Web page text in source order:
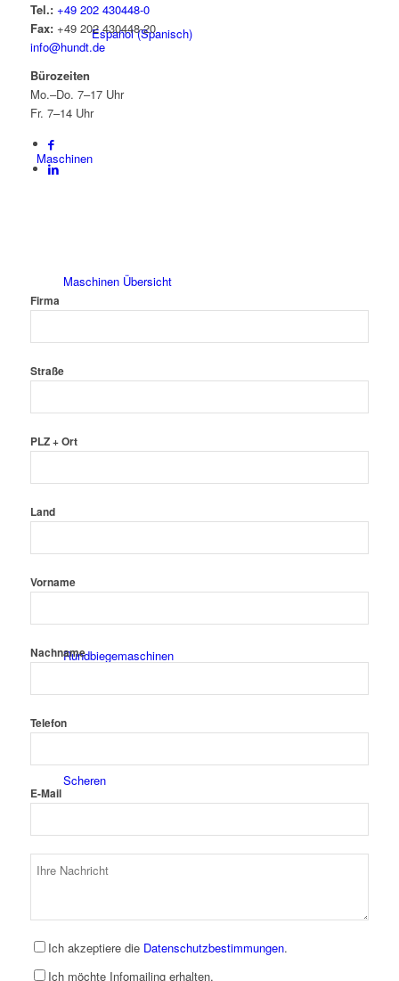
Español(Spanisch)
Maschinen
Maschinen Übersicht
Rundbiegemaschinen
Scheren
Tel.: +49 202 430448-0
Fax:+49 202 430448-20
info@hundt.de
Bürozeiten
Mo.–Do. 7–17 Uhr
Fr. 7–14 Uhr
Firma
Straße
PLZ + Ort
Land
Vorname
Nachname
Telefon
E-Mail
Ich akzeptiere die Datenschutzbestimmungen.
Ich möchte Infomailing erhalten.